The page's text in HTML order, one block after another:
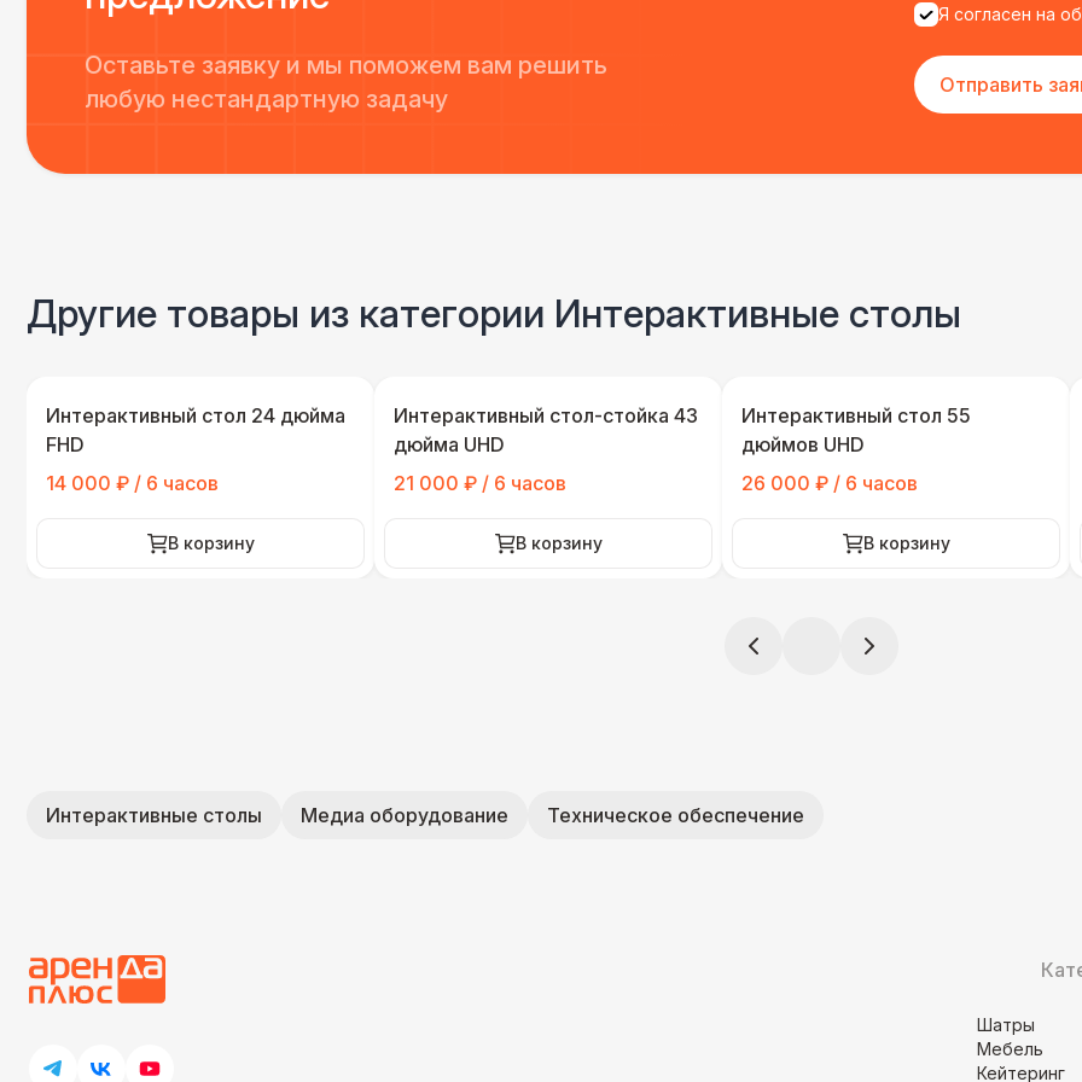
Оставьте заявку и мы поможем вам решить
любую нестандартную задачу
Я согласен на
Отправить
Другие товары из категории Интерактивные столы
Интерактивный стол 24 дюйма
FHD
14 000 ₽ / 6 часов
В корзину
Интерактивный стол-стойка 43
дюйма UHD
21 000 ₽ / 6 часов
В корзину
Интерактивный стол 55
дюймов UHD
26 000 ₽ / 6 часов
В корзину
Интерактивные столы Медиа оборудование Техническое обеспечение
Шатры
Мебель
Кейтеринг